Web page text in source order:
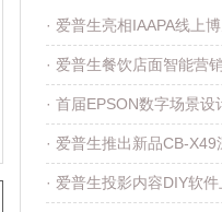
· 爱普生亮相IAAPA线上
· 爱普生餐饮店面智能营
· 首届EPSON数字场景
· 爱普生推出新品CB-
· 爱普生投影内容DIY软